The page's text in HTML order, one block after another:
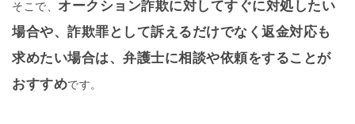
そこで、 オークション詐欺に対してすぐに対処したい
場合や、詐欺罪として訴えるだけでなく返金対応も
求めたい場合は、弁護士に相談や依頼をすることが
おすすめです。